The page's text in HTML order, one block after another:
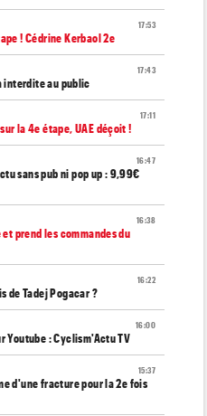
17:53
! Cédrine Kerbaol 2e
17:43
interdite au public
17:11
la 4e étape, UAE déçoit !
16:47
sans pub ni pop up : 9,99€
16:38
prend les commandes du
16:22
de Tadej Pogacar ?
16:00
Youtube : Cyclism'Actu TV
15:37
d'une fracture pour la 2e fois